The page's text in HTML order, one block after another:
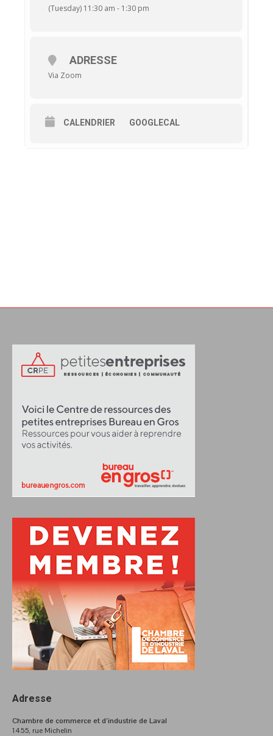
(Tuesday) 11:30 am - 1:30 pm
ADRESSE
Via Zoom
CALENDRIER GOOGLECAL
Adresse
Chambre de commerce et d’industrie de Laval
1455, rue Michelin